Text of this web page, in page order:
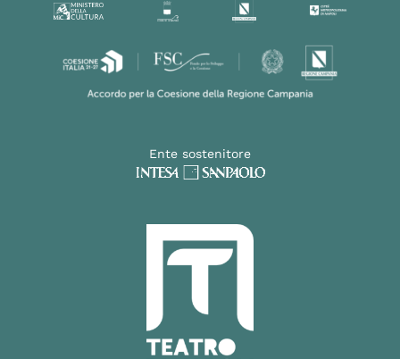
Ente sostenitore